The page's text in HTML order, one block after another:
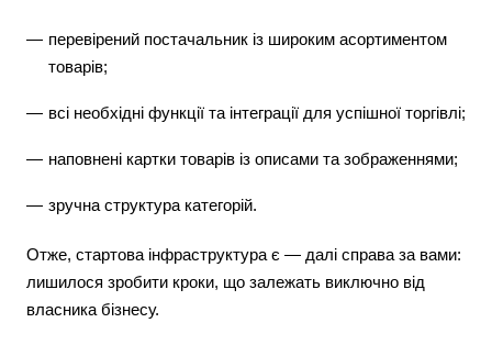
перевірений постачальник із широким асортиментом
товарів;
всі необхідні функції та інтеграції для успішної торгівлі;
наповнені картки товарів із описами та зображеннями;
зручна структура категорій.
Отже, стартова інфраструктура є — далі справа за вами:
лишилося зробити кроки, що залежать виключно від
власника бізнесу.